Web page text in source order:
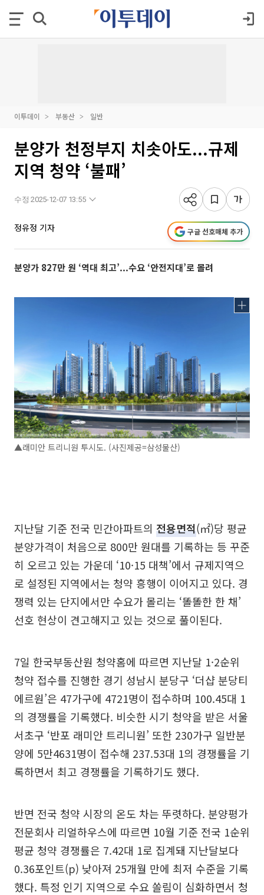
이투데이 부동산 일반
분양가 천정부지 치솟아도...규제
지역 청약 ‘불패’
수정 2025-12-07 13:55
정유정 기자 구글 선호매체 추가
분양가 827만 원 ‘역대 최고’...수요 ‘안전지대’로 몰려
▲래미안 트리니원 투시도. (사진제공=삼성물산)
지난달 기준 전국 민간아파트의 전용면적(㎡)당 평균
분양가격이 처음으로 800만 원대를 기록하는 등 꾸준
히 오르고 있는 가운데 ‘10·15 대책’에서 규제지역으
로 설정된 지역에서는 청약 흥행이 이어지고 있다. 경
쟁력 있는 단지에서만 수요가 몰리는 ‘똘똘한 한 채’
선호 현상이 견고해지고 있는 것으로 풀이된다.
7일 한국부동산원 청약홈에 따르면 지난달 1·2순위
청약 접수를 진행한 경기 성남시 분당구 ‘더샵 분당티
에르원’은 47가구에 4721명이 접수하며 100.45대 1
의 경쟁률을 기록했다. 비슷한 시기 청약을 받은 서울
서초구 ‘반포 래미안 트리니원’ 또한 230가구 일반분
양에 5만4631명이 접수해 237.53대 1의 경쟁률을 기
록하면서 최고 경쟁률을 기록하기도 했다.
반면 전국 청약 시장의 온도 차는 뚜렷하다. 분양평가
전문회사 리얼하우스에 따르면 10월 기준 전국 1순위
평균 청약 경쟁률은 7.42대 1로 집계돼 지난달보다
0.36포인트(p) 낮아져 25개월 만에 최저 수준을 기록
했다. 특정 인기 지역으로 수요 쏠림이 심화하면서 청